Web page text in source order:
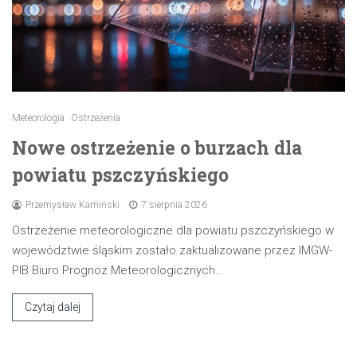
Meteorologia Ostrzeżenia
Nowe ostrzeżenie o burzach dla
powiatu pszczyńskiego
Przemysław Kamiński 7 sierpnia 2026
Ostrzeżenie meteorologiczne dla powiatu pszczyńskiego w
województwie śląskim zostało zaktualizowane przez IMGW-
PIB Biuro Prognoz Meteorologicznych…
Czytaj dalej